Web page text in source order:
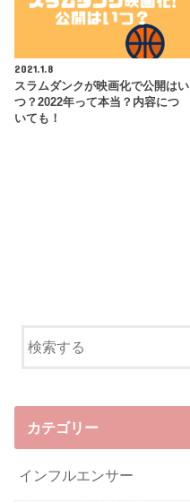
2021.1.8
スラムダンクが映画化で公開はい
つ？2022年って本当？内容につ
いても！
カテゴリー
インフルエンサー